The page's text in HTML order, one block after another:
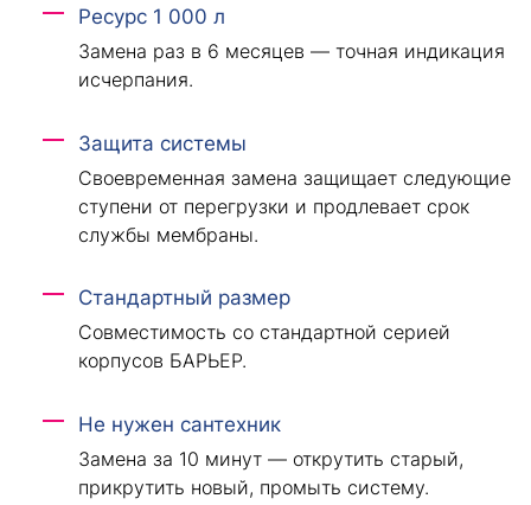
Ресурс 1 000 л
Замена раз в 6 месяцев — точная индикация
исчерпания.
Защита системы
Своевременная замена защищает следующие
ступени от перегрузки и продлевает срок
службы мембраны.
Стандартный размер
Совместимость со стандартной серией
корпусов БАРЬЕР.
Не нужен сантехник
Замена за 10 минут — открутить старый,
прикрутить новый, промыть систему.